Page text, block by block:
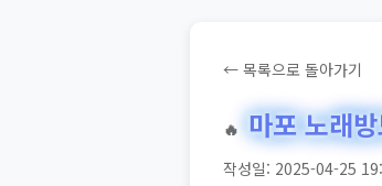
← 목록으로 돌아가기
🔥 마포 노래
작성일: 2025-04-25